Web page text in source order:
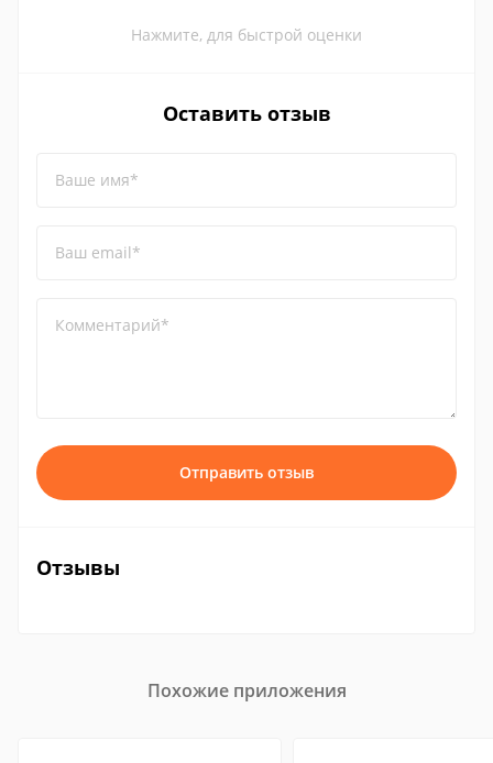
Нажмите, для быстрой оценки
Оставить отзыв
Ваше имя*
Ваш email*
Комментарий*
Отправить отзыв
Отзывы
Похожие приложения